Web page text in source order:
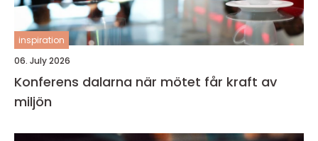
inspiration
06. July 2026
Konferens dalarna när mötet får kraft av
miljön